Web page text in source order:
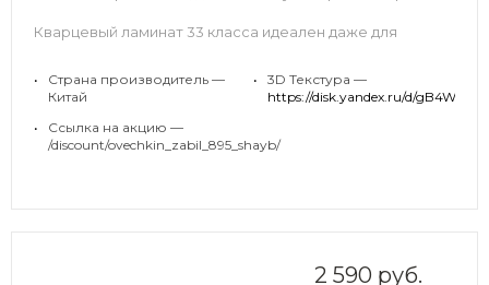
Кварцевый ламинат 33 класса идеален даже для
натуральная древесина.
•
Страна производитель —
Китай
•
Ссылка на акцию —
/discount/ovechkin_zabil_895_shayb/
•
3D Текстура —
https://disk.yandex.ru/d/
2 590 руб.